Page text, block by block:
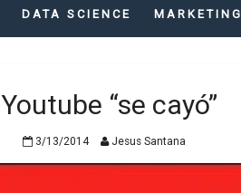
DATA SCIENCE MARKETING
Youtube “se cayó”
3/13/2014 Jesus Santana